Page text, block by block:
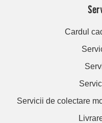
Cardul
Servicii de colectare